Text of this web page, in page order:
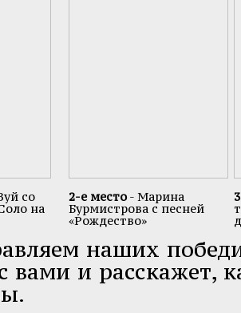
со
на
2-е место- Марина
Бурмистрова с песней
«Рождество»
наших
вами и расскажет,